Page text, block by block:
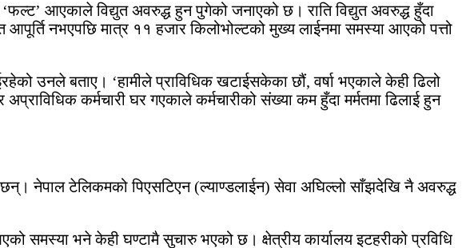
आएकाले विद्युत अवरुद्ध हुन पुगेको जनाएको छ। राति विद्युत अवरुद्ध हुँदा
नभएपछि मात्र ११ हजार किलोभोल्टको मुख्य लाईनमा समस्या आएको पत्तो
उनले बताए। ‘हामीले प्राविधिक खटाईसकेका छौं, वर्षा भएकाले केही ढिलो
कर्मचारी घर गएकाले कर्मचारीको संख्या कम हुँदा मर्मतमा ढिलाई हुन
छन्। नेपाल टेलिकमको पिएसटिएन (ल्याण्डलाईन) सेवा अघिल्लो साँझदेखि नै अवरुद्ध
समस्या भने केही घण्टामै सुचारु भएको छ। क्षेत्रीय कार्यालय इटहरीको प्रविधि